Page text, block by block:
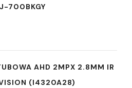
700BKGY
AHD 2MPX 2.8MM IR
(I4320A28)